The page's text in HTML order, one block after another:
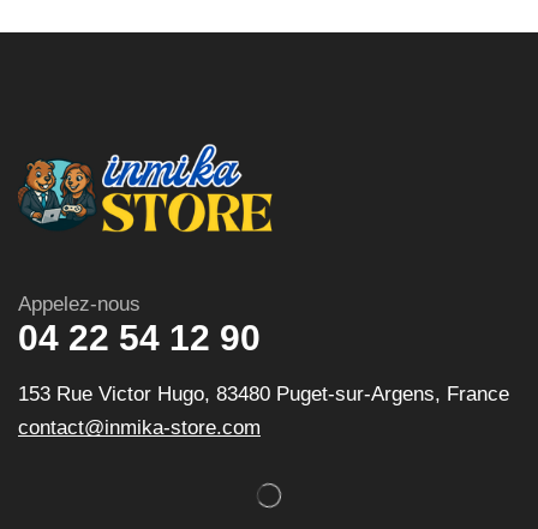
Appelez-nous
04 22 54 12 90
153 Rue Victor Hugo, 83480 Puget-sur-Argens, France
contact@inmika-store.com